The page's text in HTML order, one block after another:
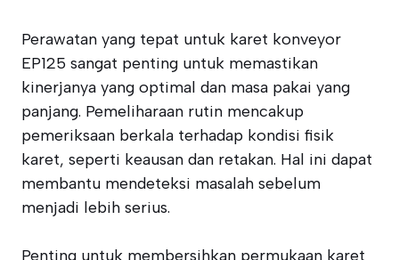
Perawatan yang tepat untuk karet konveyor
EP125 sangat penting untuk memastikan
kinerjanya yang optimal dan masa pakai yang
panjang. Pemeliharaan rutin mencakup
pemeriksaan berkala terhadap kondisi fisik
karet, seperti keausan dan retakan. Hal ini dapat
membantu mendeteksi masalah sebelum
menjadi lebih serius.
Penting untuk membersihkan permukaan karet